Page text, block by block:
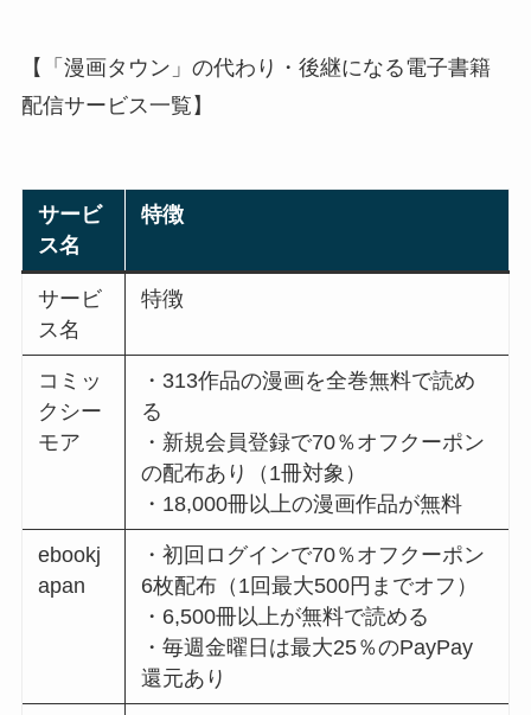
【「漫画タウン」の代わり・後継になる電子書籍
配信サービス一覧】
サービ
ス名
特徴
サービ
ス名
特徴
コミッ
クシー
モア
・313作品の漫画を全巻無料で読め
る
・新規会員登録で70％オフクーポン
の配布あり（1冊対象）
・18,000冊以上の漫画作品が無料
ebookj
apan
・初回ログインで70％オフクーポン
6枚配布（1回最大500円までオフ）
・6,500冊以上が無料で読める
・毎週金曜日は最大25％のPayPay
還元あり